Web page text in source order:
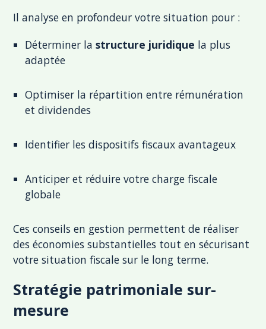
Il analyse en profondeur votre situation pour :
Déterminer lastructure juridique la plus
adaptée
Optimiser la répartition entre rémunération
et dividendes
Identifier les dispositifs fiscaux avantageux
Anticiper et réduire votre charge fiscale
globale
Ces conseils en gestion permettent de réaliser
des économies substantielles tout en sécurisant
votre situation fiscale sur le long terme.
Stratégie patrimoniale sur-
mesure